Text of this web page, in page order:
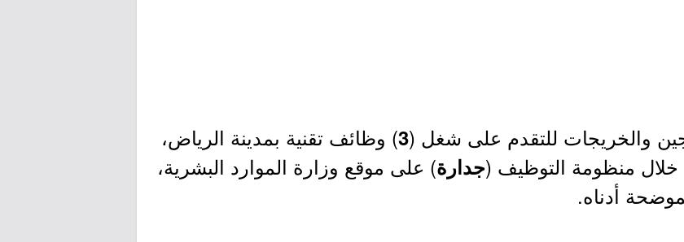
والخريجات للتقدم على شغل (3) وظائف تقنية بمدينة الرياض،
منظومة التوظيف (جدارة) على موقع وزارة الموارد البشرية،
أدناه.